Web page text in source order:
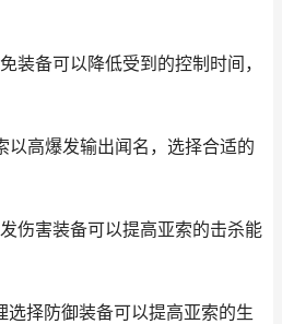
装备可以降低受到的控制时间，
以高爆发输出闻名，选择合适的
伤害装备可以提高亚索的击杀能
选择防御装备可以提高亚索的生